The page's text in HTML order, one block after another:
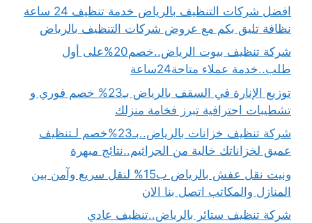
افضل شركات التنظيف بالرياض خدمة تنظيف 24 ساعة
نظافة تليق بكم مع عروض شركات التنظيف بالرياض
شركة تنظيف بيوت الرياض..خصم20%على أول
طلب..خدمة عملاء متاحة24ساعة
توزيع الإنارة في السقف بالرياض بـ23% خصم فوري و
تشطيبات احترافية تبرز فخامة منزلك
شركة تنظيف خزانات بالرياض..بـ23%خصم لـتنظيف
عميق لخزاناتك خالية من الجراثيم..نتائج مبهرة
ونيت نقل عفش بالرياض ب15% لنقل سريع وآمن بين
المنازل والمكاتب اتصل بنا الان
شركة تنظيف ستائر بالرياض..تنظيف عادي